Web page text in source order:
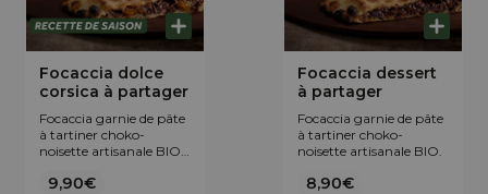
Focaccia dolce
corsica à partager
Focaccia garnie de pâte
à tartiner choko-
noisette artisanale BIO
clémentine IGP de
9,90€
Focaccia dessert
à partager
Focaccia garnie de pâte
à tartiner choko-
noisette artisanale BIO.
8,90€